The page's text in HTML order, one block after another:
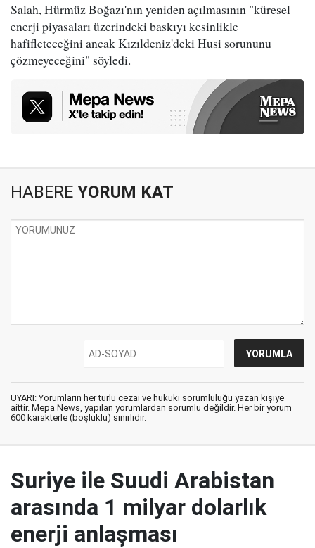
Salah, Hürmüz Boğazı'nın yeniden açılmasının "küresel
enerji piyasaları üzerindeki baskıyı kesinlikle
hafifleteceğini ancak Kızıldeniz'deki Husi sorununu
çözmeyeceğini" söyledi.
HABERE YORUM KAT
UYARI: Yorumların her türlü cezai ve hukuki sorumluluğu yazan kişiye
aittir. Mepa News, yapılan yorumlardan sorumlu değildir. Her bir yorum
600 karakterle (boşluklu) sınırlıdır.
Suriye ile Suudi Arabistan
arasında 1 milyar dolarlık
enerji anlaşması